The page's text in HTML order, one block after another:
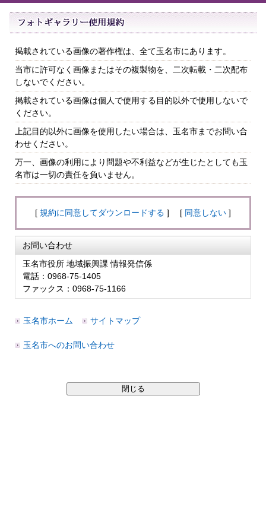
掲載されている画像の著作権は、全て玉名市にあります。
当市に許可なく画像またはその複製物を、二次転載・二次配布
しないでください。
掲載されている画像は個人で使用する目的以外で使用しないで
ください。
上記目的以外に画像を使用したい場合は、玉名市までお問い合
わせください。
万一、画像の利用により問題や不利益などが生じたとしても玉
名市は一切の責任を負いません。
[ 規約に同意してダウンロードする ] [ 同意しない ]
お問い合わせ
玉名市役所 地域振興課 情報発信係
電話：0968-75-1405
ファックス：0968-75-1166
玉名市ホーム サイトマップ
玉名市へのお問い合わせ